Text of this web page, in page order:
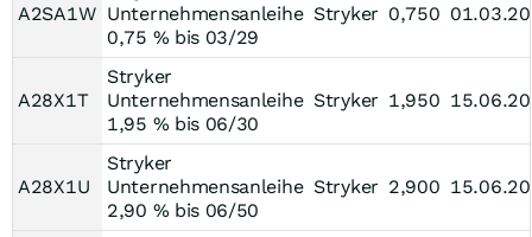
A2SA1W Unternehmensanleihe
0,75 % bis 03/29
Stryker 0,750
A28X1T
Stryker
Unternehmensanleihe
1,95 % bis 06/30
Stryker 1,950
A28X1U
Stryker
Unternehmensanleihe
2,90 % bis 06/50
Stryker 2,900